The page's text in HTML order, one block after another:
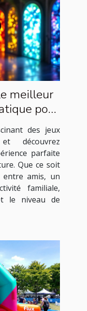
meilleur
pour
des jeux
découvrez
parfaite
Que ce soit
amis, un
familiale,
le niveau de